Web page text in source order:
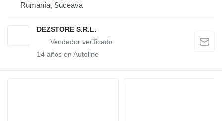
Rumanía, Suceava
DEZSTORE S.R.L.
14 años en Autoline